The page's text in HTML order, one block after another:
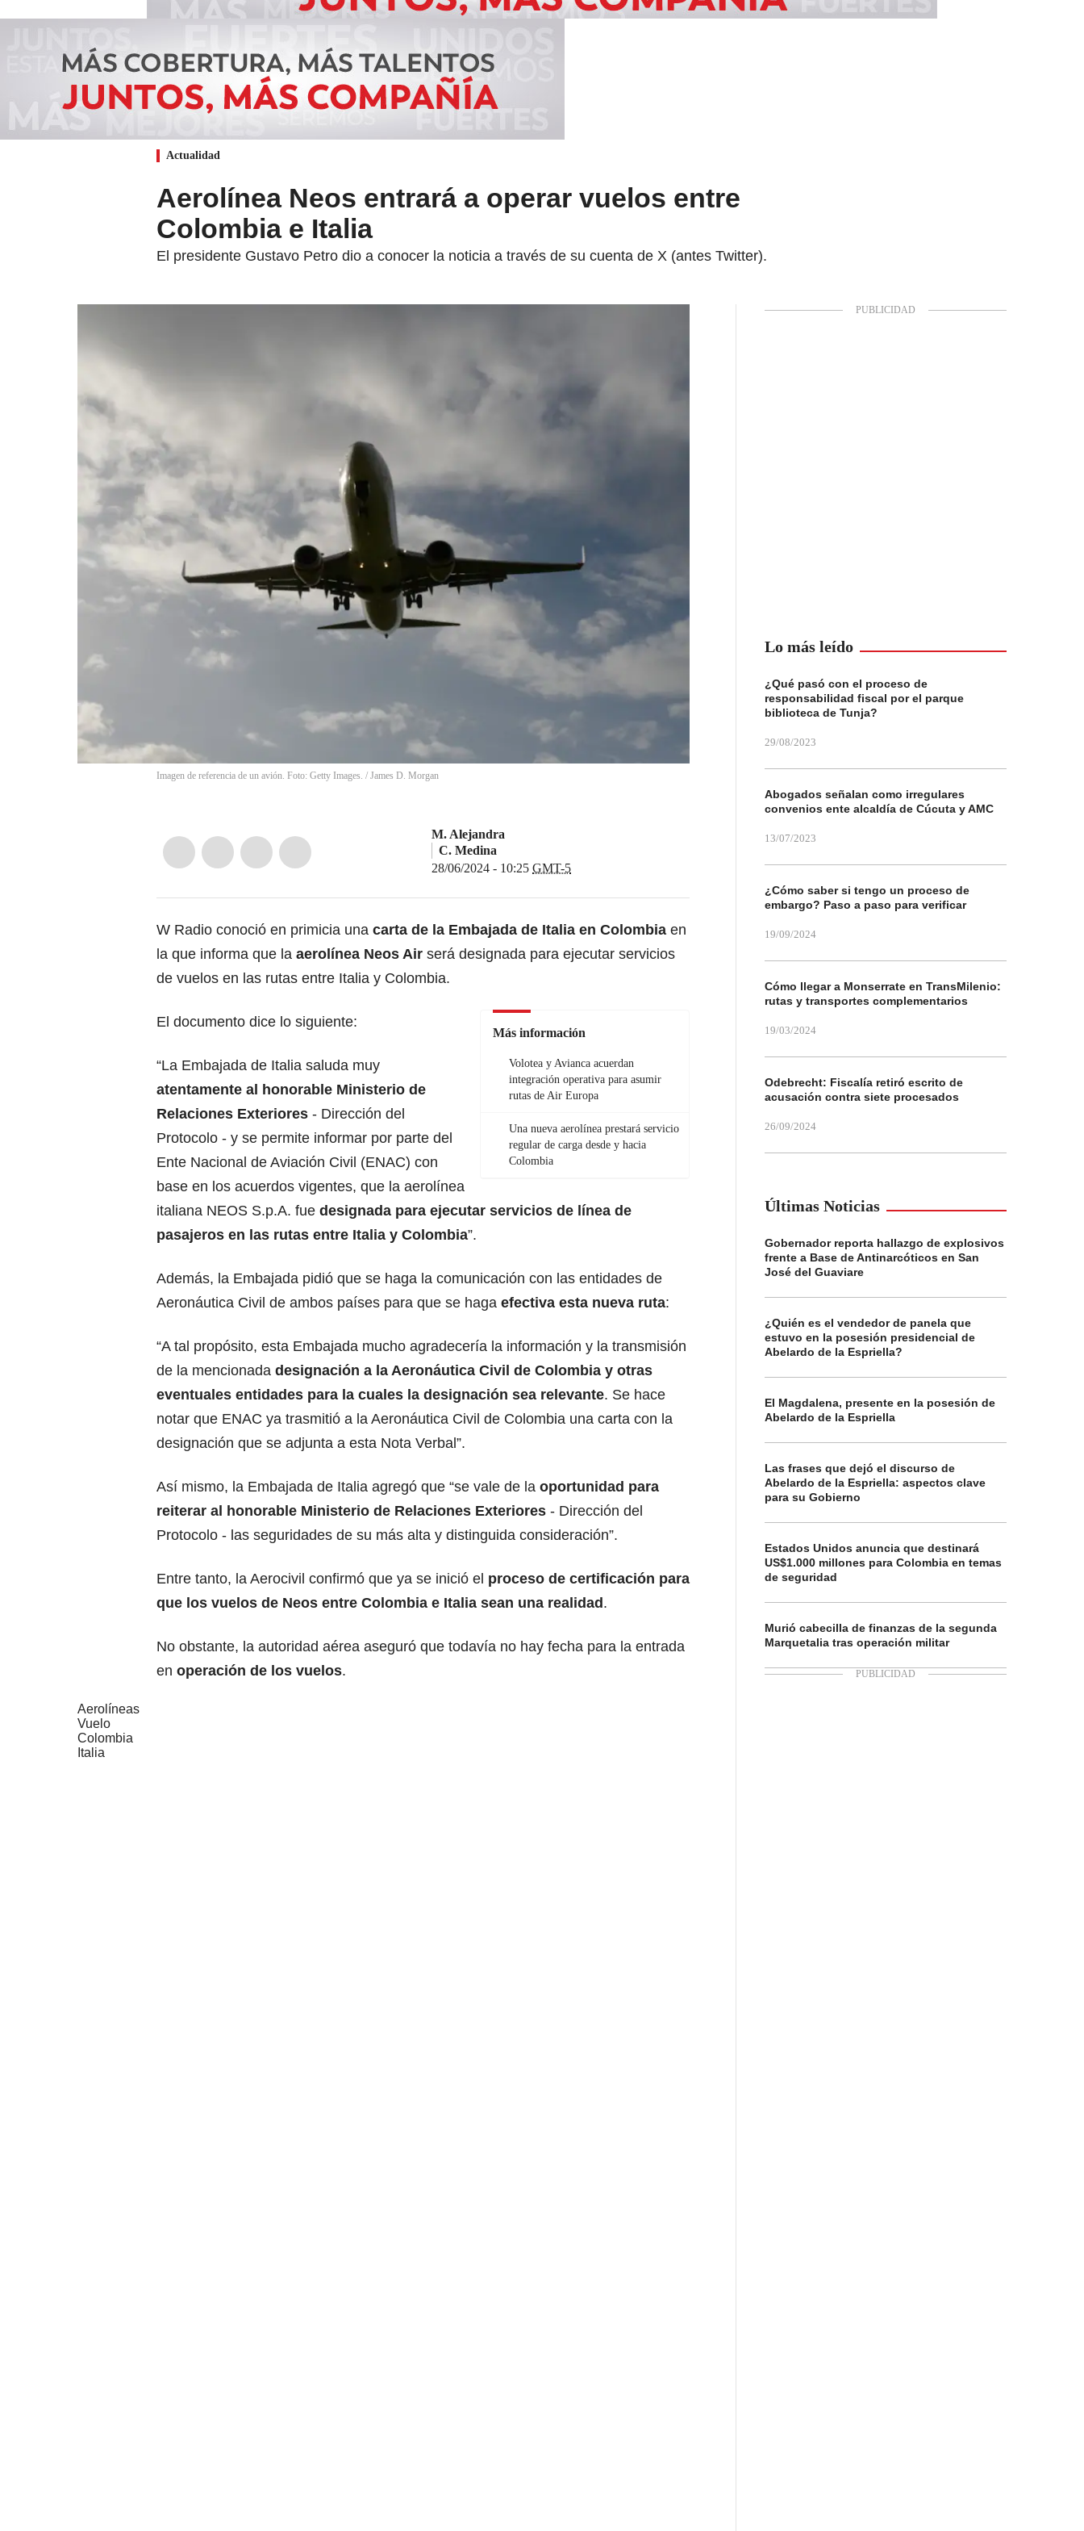
Actualidad
Aerolínea Neos entrará a operar vuelos entre
Colombia e Italia
El presidente Gustavo Petro dio a conocer la noticia a través de su cuenta de X (antes Twitter).
Imagen de referencia de un avión. Foto: Getty Images. / James D. Morgan
M. Alejandra
C. Medina
28/06/2024 - 10:25 GMT-5
W Radio conoció en primicia una carta de la Embajada de Italia en Colombia en
la que informa que la aerolínea Neos Air será designada para ejecutar servicios
de vuelos en las rutas entre Italia y Colombia.
Más información
Volotea y Avianca acuerdan
integración operativa para asumir
rutas de Air Europa
Una nueva aerolínea prestará servicio
regular de carga desde y hacia
Colombia
El documento dice lo siguiente:
“La Embajada de Italia saluda muy
atentamente al honorable Ministerio de
Relaciones Exteriores - Dirección del
Protocolo - y se permite informar por parte del
Ente Nacional de Aviación Civil (ENAC) con
base en los acuerdos vigentes, que la aerolínea
italiana NEOS S.p.A. fue designada para ejecutar servicios de línea de
pasajeros en las rutas entre Italia y Colombia”.
Además, la Embajada pidió que se haga la comunicación con las entidades de
Aeronáutica Civil de ambos países para que se haga efectiva esta nueva ruta:
“A tal propósito, esta Embajada mucho agradecería la información y la transmisión
de la mencionada designación a la Aeronáutica Civil de Colombia y otras
eventuales entidades para la cuales la designación sea relevante. Se hace
notar que ENAC ya trasmitió a la Aeronáutica Civil de Colombia una carta con la
designación que se adjunta a esta Nota Verbal”.
Así mismo, la Embajada de Italia agregó que “se vale de la oportunidad para
reiterar al honorable Ministerio de Relaciones Exteriores - Dirección del
Protocolo - las seguridades de su más alta y distinguida consideración”.
Entre tanto, la Aerocivil confirmó que ya se inició el proceso de certificación para
que los vuelos de Neos entre Colombia e Italia sean una realidad .
No obstante, la autoridad aérea aseguró que todavía no hay fecha para la entrada
en operación de los vuelos.
Aerolíneas
Vuelo
Colombia
Italia
Lo más leído
¿Qué pasó con el proceso de
responsabilidad fiscal por el parque
biblioteca de Tunja?
29/08/2023
Abogados señalan como irregulares
convenios ente alcaldía de Cúcuta y AMC
13/07/2023
¿Cómo saber si tengo un proceso de
embargo? Paso a paso para verificar
19/09/2024
Cómo llegar a Monserrate en TransMilenio:
rutas y transportes complementarios
19/03/2024
Odebrecht: Fiscalía retiró escrito de
acusación contra siete procesados
26/09/2024
Últimas Noticias
Gobernador reporta hallazgo de explosivos
frente a Base de Antinarcóticos en San
José del Guaviare
¿Quién es el vendedor de panela que
estuvo en la posesión presidencial de
Abelardo de la Espriella?
El Magdalena, presente en la posesión de
Abelardo de la Espriella
Las frases que dejó el discurso de
Abelardo de la Espriella: aspectos clave
para su Gobierno
Estados Unidos anuncia que destinará
US$1.000 millones para Colombia en temas
de seguridad
Murió cabecilla de finanzas de la segunda
Marquetalia tras operación militar